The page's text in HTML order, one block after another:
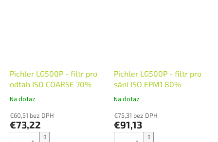
Pichler LG500P - filtr pro
odtah ISO COARSE 70%
Na dotaz
€60,51 bez DPH
€73,22
Pichler LG500P - filtr pro
sání ISO EPM1 80%
Na dotaz
€75,31 bez DPH
€91,13